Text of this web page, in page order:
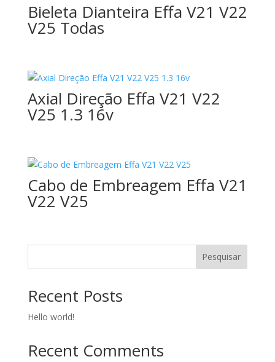
Bieleta Dianteira Effa V21 V22
V25 Todas
Axial Direção Effa V21 V22
V25 1.3 16v
Cabo de Embreagem Effa V21
V22 V25
Pesquisar
Recent Posts
Hello world!
Recent Comments